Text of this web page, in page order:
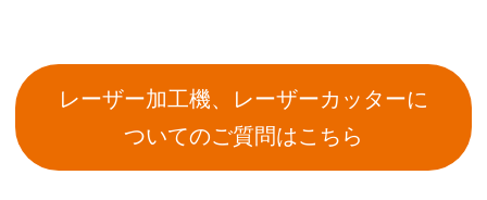
レーザー加工機、レーザーカッターに
ついてのご質問はこちら